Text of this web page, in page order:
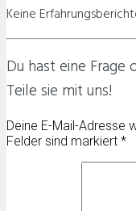
Keine
Du hast eine Frage
Teile sie mit uns!
Deine E-Mail-Adresse
Felder sind markiert *